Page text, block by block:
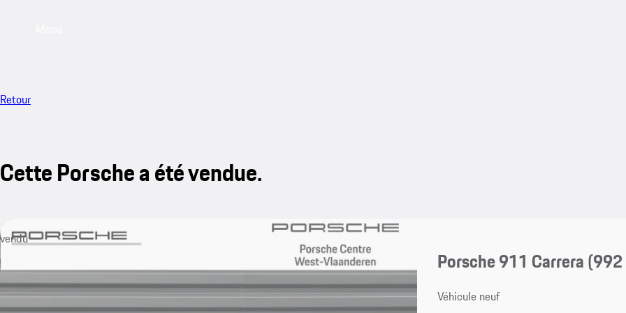
Retour
Cette Porsche a été vendue.
vendu
Porsche 911 Carrera
Véhicule neuf